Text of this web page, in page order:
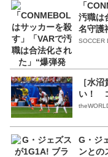
「
汚職は
名守護
［水
い！
G・ジ
ンとの